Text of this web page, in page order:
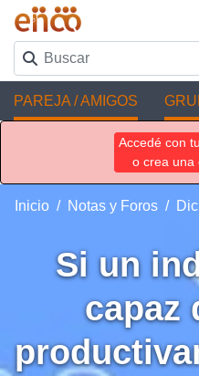
PAREJA / AMIGOS
Accedé con
o crea una
Inicio Notas y Foros
Si un
capaz